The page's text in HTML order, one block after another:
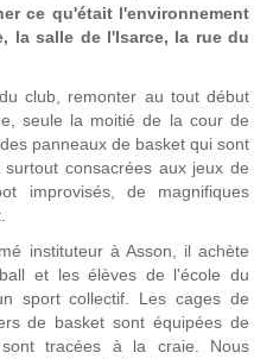
ce qu'était l'environnement
la salle de l'Isarce, la rue du
club, remonter au tout début
seule la moitié de la cour de
panneaux de basket qui sont
consacrées aux jeux de
improvisés, de magnifiques
instituteur à Asson, il achète
et les élèves de l'école du
sport collectif. Les cages de
de basket sont équipées de
tracées à la craie. Nous